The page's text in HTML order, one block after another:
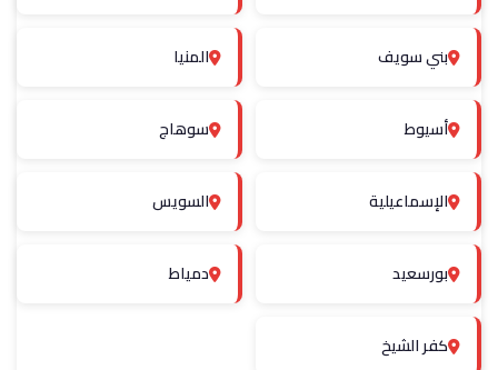
بني سويف المنيا
أسيوط سوهاج
الإسماعيلية السويس
بورسعيد دمياط
كفر الشيخ